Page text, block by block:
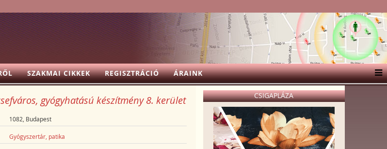
SZAKMAI CIKKEK REGISZTRÁCIÓ ÁRAINK
gyógyhatású készítmény 8. kerület
1082, Budapest
Gyógyszertár, patika
CSIGAPLÁZA